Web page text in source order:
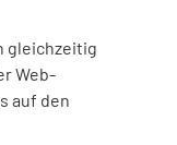
gleichzeitig
Web-
auf den